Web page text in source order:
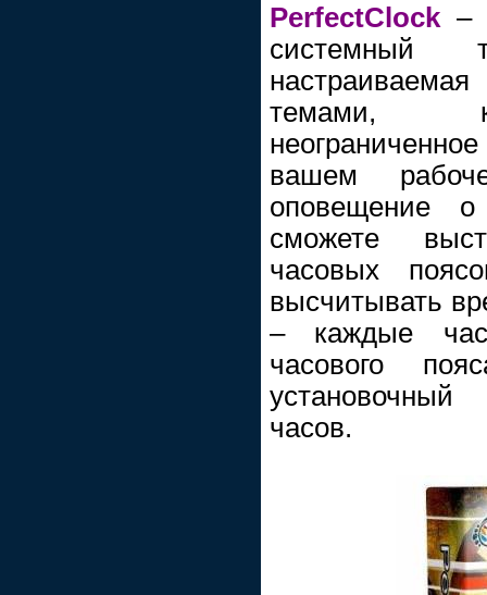
PerfectClock –
системный
темами,
вашем
оповещение
сможете
часовых
высчитывать
– каждые
часового
часов.